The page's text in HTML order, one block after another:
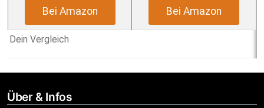
Dein Vergleich
Bei Amazon Bei Amazon
Über & Infos